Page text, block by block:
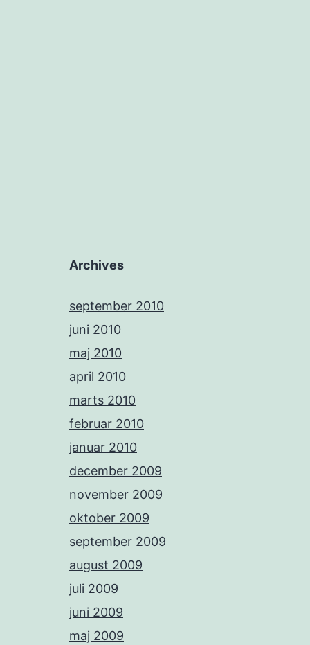
Archives
september 2010
juni 2010
maj 2010
april 2010
marts 2010
februar 2010
januar 2010
december 2009
november 2009
oktober 2009
september 2009
august 2009
juli 2009
juni 2009
maj 2009